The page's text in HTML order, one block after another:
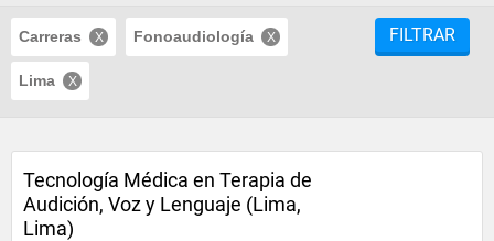
Carreras Fonoaudiología
Lima
FILTRAR
Tecnología Médica en Terapia de
Audición, Voz y Lenguaje (Lima,
Lima)